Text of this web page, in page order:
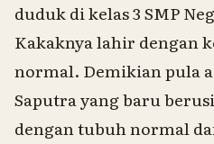
duduk di kelas 3 SMP
Kakaknya lahir dengan
normal. Demikian pula
Saputra yang baru
dengan tubuh normal